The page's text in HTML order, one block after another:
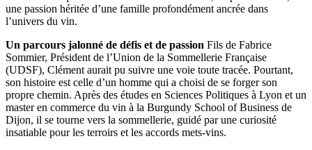
une passion héritée d’une famille profondément ancrée dans
l’univers du vin.
Un parcours jalonné de défis et de passion Fils de Fabrice
Sommier, Président de l’Union de la Sommellerie Française
(UDSF), Clément aurait pu suivre une voie toute tracée. Pourtant,
son histoire est celle d’un homme qui a choisi de se forger son
propre chemin. Après des études en Sciences Politiques à Lyon et un
master en commerce du vin à la Burgundy School of Business de
Dijon, il se tourne vers la sommellerie, guidé par une curiosité
insatiable pour les terroirs et les accords mets-vins.